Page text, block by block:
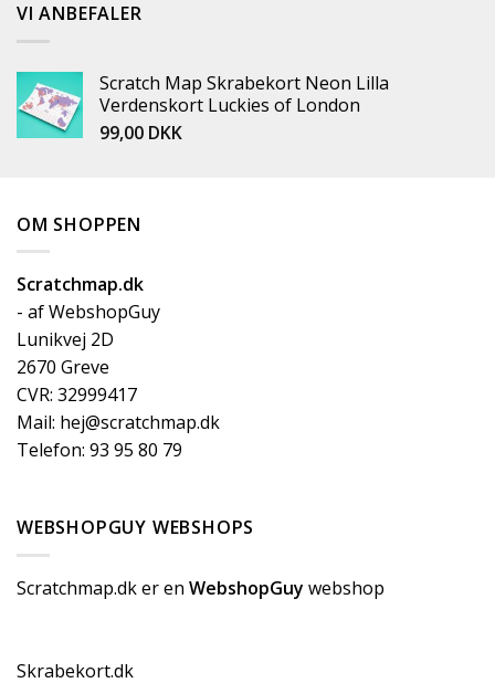
VI ANBEFALER
Scratch Map Skrabekort Neon Lilla
Verdenskort Luckies of London
99,00 DKK
OM SHOPPEN
Scratchmap.dk
- af WebshopGuy
Lunikvej 2D
2670 Greve
CVR: 32999417
Mail: hej@scratchmap.dk
Telefon: 93 95 80 79
WEBSHOPGUY WEBSHOPS
Scratchmap.dk er en WebshopGuy webshop
Skrabekort.dk